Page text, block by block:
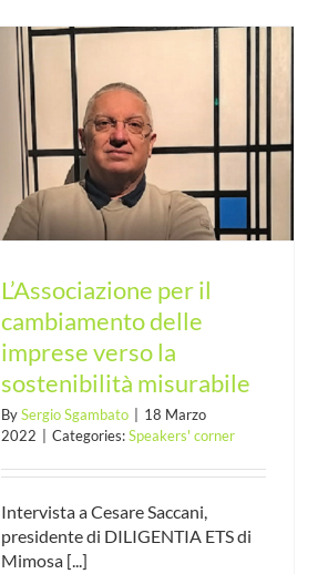
L’Associazione per il
cambiamento delle
imprese verso la
sostenibilità misurabile
BySergio Sgambato
18 Marzo
2022
Categories:Speakers' corner
Intervista a Cesare Saccani,
presidente di DILIGENTIA ETS di
Mimosa [...]